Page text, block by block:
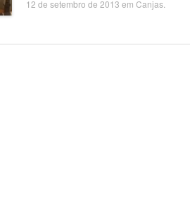
12 de setembro de 2013 em Canjas